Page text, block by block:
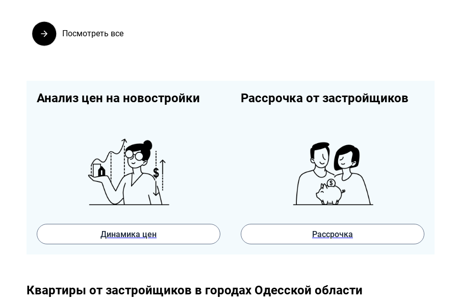
Посмотреть все
Анализ цен на новостройки
Динамика цен
Рассрочка от застройщиков
Рассрочка
Квартиры от застройщиков в городах Одесской области